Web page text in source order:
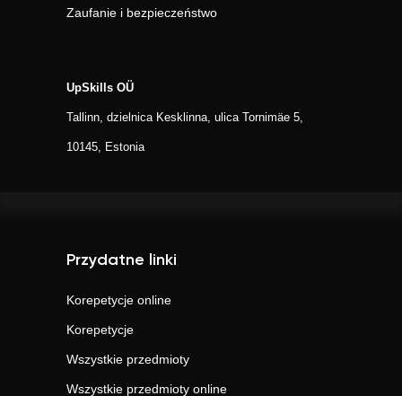
Zaufanie i bezpieczeństwo
UpSkills OÜ
Tallinn, dzielnica Kesklinna, ulica Tornimäe 5,
10145, Estonia
Przydatne linki
Korepetycje online
Korepetycje
Wszystkie przedmioty
Wszystkie przedmioty online